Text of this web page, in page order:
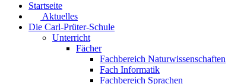
Startseite
Aktuelles
Die Carl-Prüter-Schule
Unterricht
Fächer
Fachbereich Naturwissenschaften
Fach Informatik
Fachbereich Sprachen